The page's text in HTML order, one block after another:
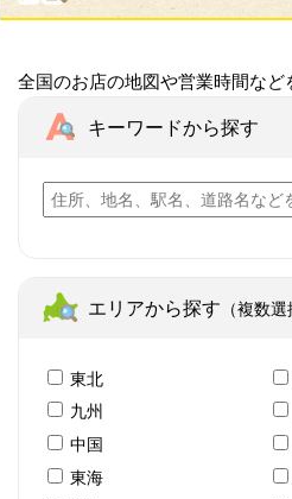
全国のお店の地図や営業時間など
キーワードから探す
エリアから探す （複数選
東北
九州
中国
東海